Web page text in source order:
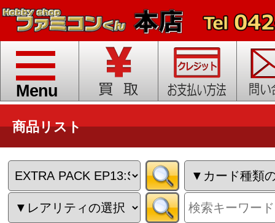
toggle
navigation
Menu
商品リスト